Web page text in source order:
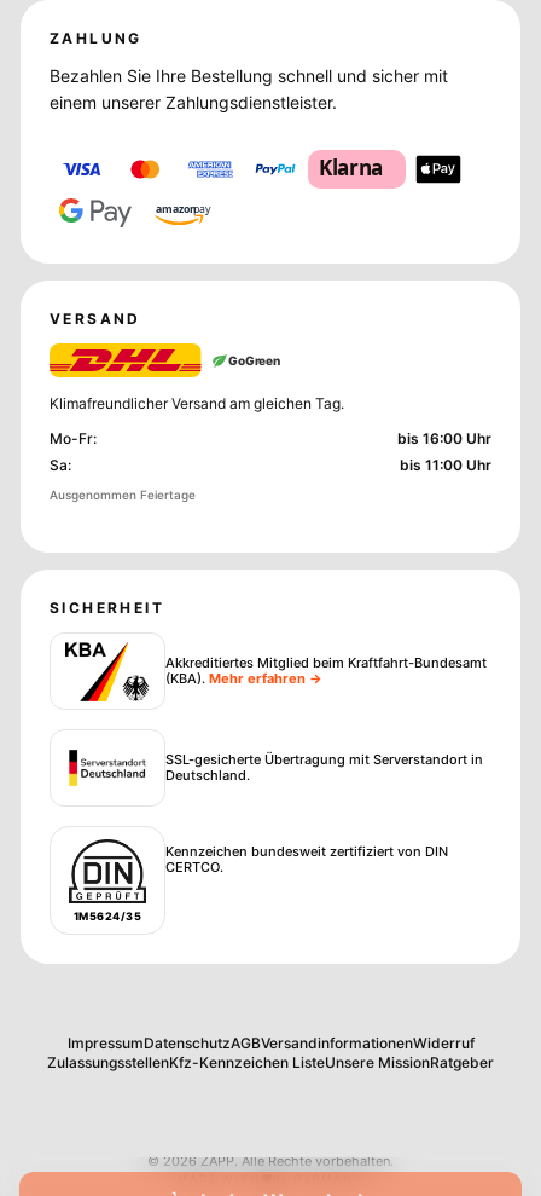
ZAHLUNG
Bezahlen Sie Ihre Bestellung schnell und sicher mit
einem unserer Zahlungsdienstleister.
Klarna
amazonpay
VERSAND
GoGreen
Klimafreundlicher Versand am gleichen Tag.
Mo-Fr:
bis 16:00 Uhr
Sa: bis 11:00 Uhr
Ausgenommen Feiertage
SICHERHEIT
Akkreditiertes Mitglied beim Kraftfahrt-Bundesamt
(KBA). Mehr erfahren →
SSL-gesicherte Übertragung mit Serverstandort in
Deutschland.
1M5624/35
Kennzeichen bundesweit zertifiziert von DIN
CERTCO.
ImpressumDatenschutzAGBVersandinformationenWiderruf
ZulassungsstellenKfz-Kennzeichen ListeUnsere MissionRatgeber
© 2026 ZAPP. Alle Rechte vorbehalten.